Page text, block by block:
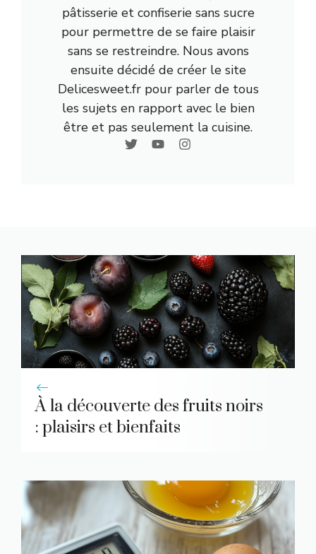
pâtisserie et confiserie sans sucre
pour permettre de se faire plaisir
sans se restreindre. Nous avons
ensuite décidé de créer le site
Delicesweet.fr pour parler de tous
les sujets en rapport avec le bien
être et pas seulement la cuisine.
À la découverte des fruits noirs
: plaisirs et bienfaits